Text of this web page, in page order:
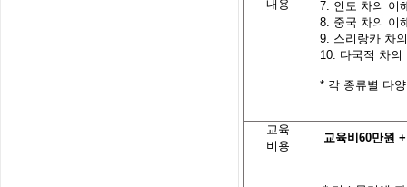
내용
7. 인도 차의 이
8. 중국 차의 이
9. 스리랑카 차
10. 다국적 차의
* 각 종류별 다
교육
비용
교육비 60만원 +